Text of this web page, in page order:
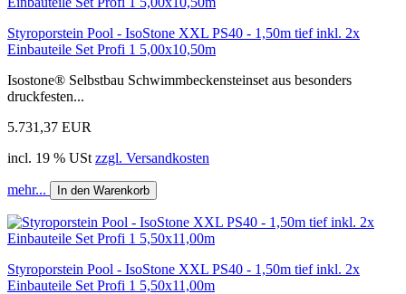
Styroporstein Pool - IsoStone XXL PS40 - 1,50m tief inkl. 2x
Einbauteile Set Profi 1 5,00x10,50m
Isostone® Selbstbau Schwimmbeckensteinset aus besonders
druckfesten...
5.731,37 EUR
incl. 19 % USt zzgl. Versandkosten
mehr... In den Warenkorb
Styroporstein Pool - IsoStone XXL PS40 - 1,50m tief inkl. 2x
Einbauteile Set Profi 1 5,50x11,00m